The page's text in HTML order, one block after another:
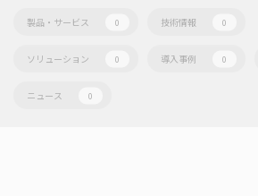
製品・サービス 0 技術情報 0
ソリューション 0 導入事例 0
ニュース 0